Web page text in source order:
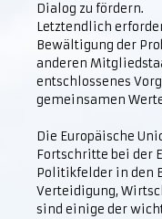
Dialog zu fördern.
Letztendlich
Bewältigung der
anderen
entschlossenes
gemeinsamen
Die Europäische
Fortschritte bei der
Politikfelder in den
Verteidigung,
sind einige der